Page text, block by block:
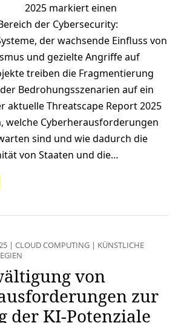
2025 markiert einen
der Cybersecurity:
der wachsende Einfluss von
und gezielte Angriffe auf
treiben die Fragmentierung
Bedrohungsszenarien auf ein
aktuelle Threatscape Report 2025
welche Cyberherausforderungen
sind und wie dadurch die
von Staaten und die…
| CLOUD COMPUTING | KÜNSTLICHE
von
zur
der KI-Potenziale